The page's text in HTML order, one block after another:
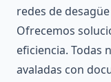
redes de
Ofrecemos
eficiencia. Todas
avaladas con